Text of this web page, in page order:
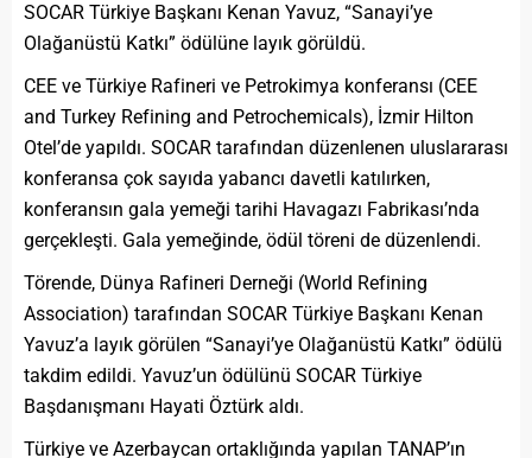
SOCAR Türkiye Başkanı Kenan Yavuz, “Sanayi’ye
Olağanüstü Katkı” ödülüne layık görüldü.
CEE ve Türkiye Rafineri ve Petrokimya konferansı (CEE
and Turkey Refining and Petrochemicals), İzmir Hilton
Otel’de yapıldı. SOCAR tarafından düzenlenen uluslararası
konferansa çok sayıda yabancı davetli katılırken,
konferansın gala yemeği tarihi Havagazı Fabrikası’nda
gerçekleşti. Gala yemeğinde, ödül töreni de düzenlendi.
Törende, Dünya Rafineri Derneği (World Refining
Association) tarafından SOCAR Türkiye Başkanı Kenan
Yavuz’a layık görülen “Sanayi’ye Olağanüstü Katkı” ödülü
takdim edildi. Yavuz’un ödülünü SOCAR Türkiye
Başdanışmanı Hayati Öztürk aldı.
Türkiye ve Azerbaycan ortaklığında yapılan TANAP’ın